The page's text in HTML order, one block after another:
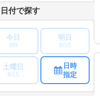
日付で探す
今日
8/9
明日
8/10
土曜日
8/15
日時
指定